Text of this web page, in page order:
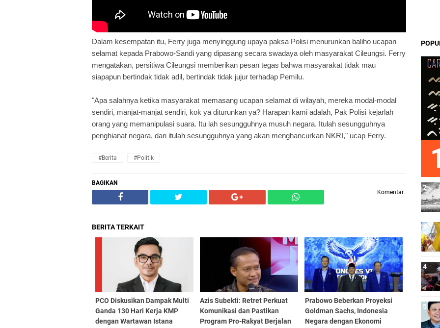
Dalam kesempatan itu, Ferry juga menyinggung upaya paksa Polisi menurunkan baliho ucapan
selamat kepada Prabowo-Sandi yang dipasang secara swadaya oleh masyarakat Cileungsi. Ferry
mengatakan, persitiwa Cileungsi memberikan pesan tegas bahwa masyarakat tidak mau
siapapun bertindak tidak adil, bertindak tidak jujur terhadap Pemilu.
"Apa salahnya ketika masyarakat memasang ucapan selamat di wilayah, mereka modal-modal
sendiri, manjat-manjat sendiri, kok ya diturunkan ya? Harapan kami adalah, Pak Polisi kejarlah
orang yang memanipulasi suara. Itu lah sesungguhnya musuh negara. Itulah sesungguhnya
penghianat negara, dan itulah sesungguhnya yang akan menghancurkan NKRI," ucap Ferry.
#Berita #Politik
BAGIKAN
Komentar
BERITA TERKAIT
PCO Diskusikan Dampak Multi
Ganda 130 Hari Kerja KMP
dengan Wartawan Istana
Azis Subekti: Retret Perkuat
Komunikasi dan Pastikan
Program Pro-Rakyat Berjalan
Prabowo Beberkan Proyeksi
Goldman Sachs, Indonesia
Negara dengan Ekonomi